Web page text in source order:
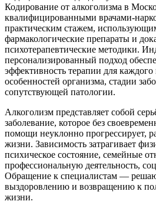
Кодирование от алкоголизма в
квалифицированными врачами-
практическим стажем,
фармакологические препараты и
психотерапевтические методики.
персонализированный подход
эффективность терапии для каждого
особенностей организма, стадии
сопутствующей патологии.
Алкоголизм представляет собой
заболевание, которое без
помощи неуклонно прогрессирует,
жизни. Зависимость затрагивает
психическое состояние, семейные
профессиональную деятельность,
Обращение к специалистам —
выздоровлению и возвращению к
жизни.